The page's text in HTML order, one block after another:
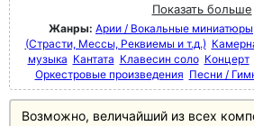
Показать больше
Жанры: Арии / Вокальные миниатюры
(Страсти, Мессы, Реквиемы и т.д.)
музыка Кантата Клавесин соло Концерт
Оркестровые произведения Песни /
Возможно, величайший из всех